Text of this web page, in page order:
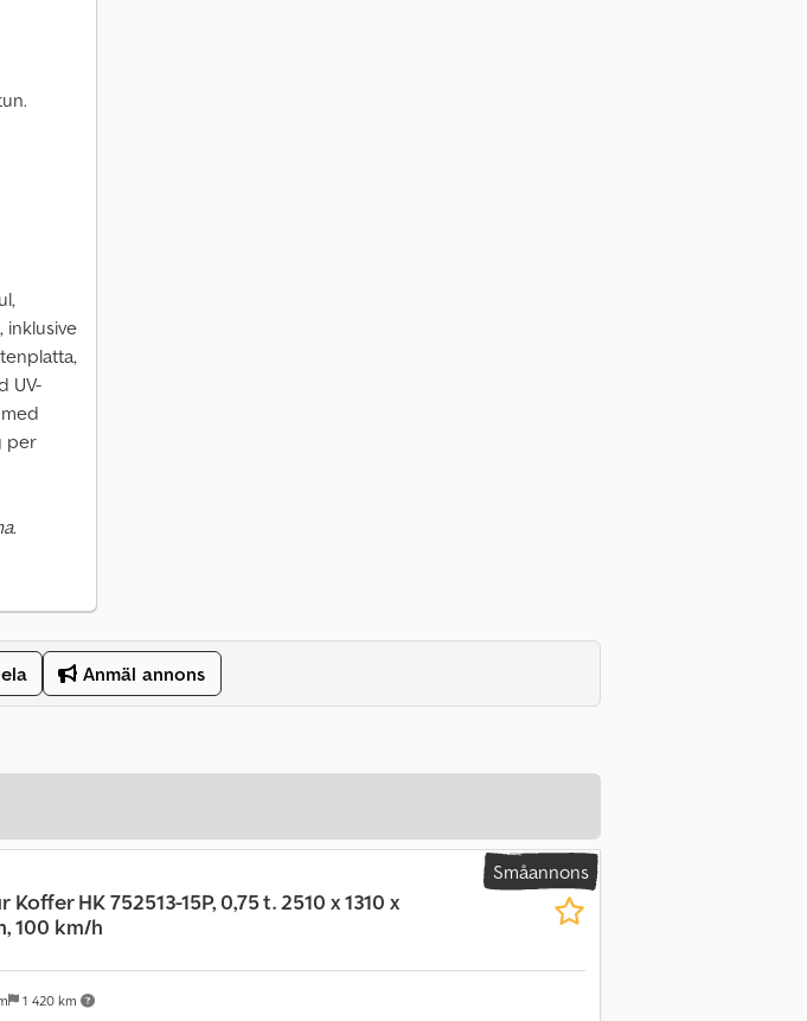
inklusive
UV-
per
Anmäl annons
Småannons
1 420 km
Koffer HK 752513-15P, 0,75 t. 2510 x 1310 x
100 km/h